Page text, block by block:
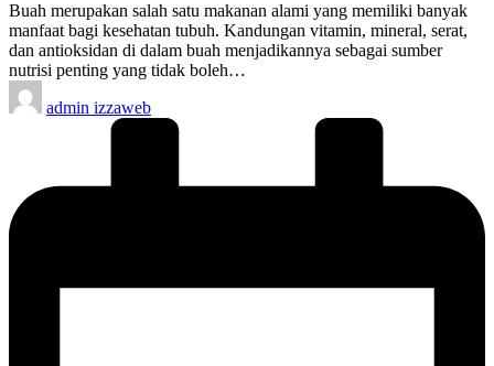
Buah merupakan salah satu makanan alami yang memiliki banyak
manfaat bagi kesehatan tubuh. Kandungan vitamin, mineral, serat,
dan antioksidan di dalam buah menjadikannya sebagai sumber
nutrisi penting yang tidak boleh…
Posted
by
admin izzaweb